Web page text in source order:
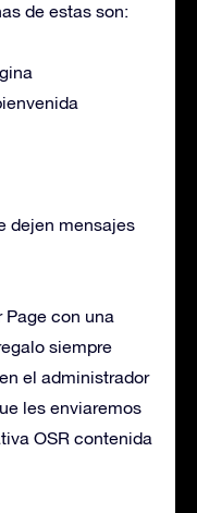
de estas son:
dejen mensajes
Page con una
siempre
el administrador
les enviaremos
OSR contenida